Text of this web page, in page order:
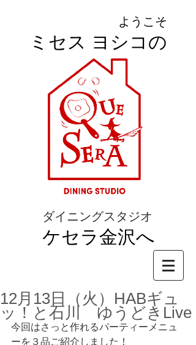
ようこそ
ミセス ヨシコの
ダイニングスタジオ
ケセラ金沢へ
12月13日（火）HABギュ
ッ！と石川 ゆうどきLive
今回はさっと作れるパーティーメニュ
ーを３品ご紹介しました！